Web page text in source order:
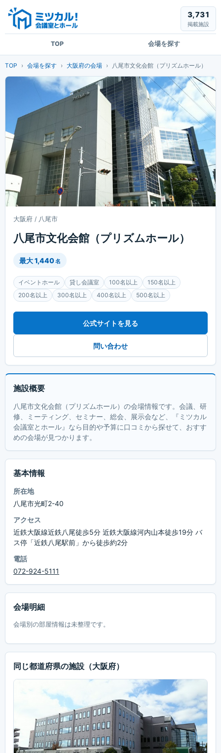
TOP 会場を探す
3,731
掲載施設
TOP 会場を探す 大阪府の会場 八尾市文化会館（プリズムホール）
大阪府 / 八尾市
八尾市文化会館（プリズムホール）
最大1,440名
イベントホール 貸し会議室 100名以上
150名以上
200名以上
300名以上 400名以上 500名以上
公式サイトを見る
問い合わせ
施設概要
八尾市文化会館（プリズムホール）の会場情報です。会議、研
修、ミーティング、セミナー、総会、展示会など、『ミツカル
会議室とホール』なら目的や予算に口コミから探せて、おすす
めの会場が見つかります。
基本情報
所在地
八尾市光町2-40
アクセス
近鉄大阪線近鉄八尾徒歩5分 近鉄大阪線河内山本徒歩19分 バ
ス停「近鉄八尾駅前」から徒歩約2分
電話
072-924-5111
会場明細
会場別の部屋情報は未整理です。
同じ都道府県の施設 （大阪府）